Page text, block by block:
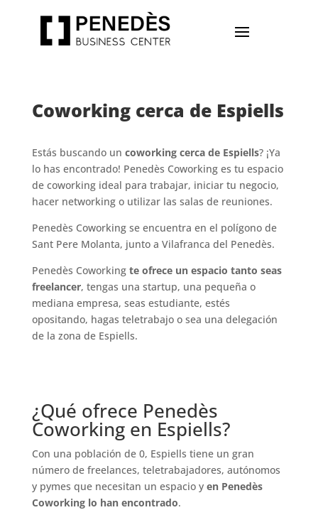
Coworking cerca de Espiells
Estás buscando un coworking cerca de Espiells? ¡Ya
lo has encontrado! Penedès Coworking es tu espacio
de coworking ideal para trabajar, iniciar tu negocio,
hacer networking o utilizar las salas de reuniones.
Penedès Coworking se encuentra en el polígono de
Sant Pere Molanta, junto a Vilafranca del Penedès.
Penedès Coworking te ofrece un espacio tanto seas
freelancer, tengas una startup, una pequeña o
mediana empresa, seas estudiante, estés
opositando, hagas teletrabajo o sea una delegación
de la zona de Espiells.
¿Qué ofrece Penedès
Coworking en Espiells?
Con una población de 0, Espiells tiene un gran
número de freelances, teletrabajadores, autónomos
y pymes que necesitan un espacio y en Penedès
Coworking lo han encontrado.